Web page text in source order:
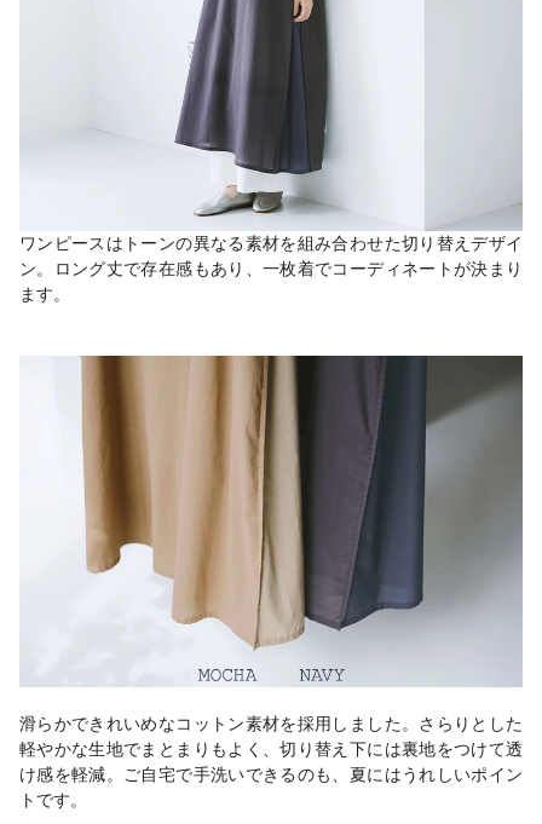
ワンピースはトーンの異なる素材を組み合わせた切り替えデザイ
ン。ロング丈で存在感もあり、一枚着でコーディネートが決まり
ます。
滑らかできれいめなコットン素材を採用しました。さらりとした
軽やかな生地でまとまりもよく、切り替え下には裏地をつけて透
け感を軽減。ご自宅で手洗いできるのも、夏にはうれしいポイン
トです。